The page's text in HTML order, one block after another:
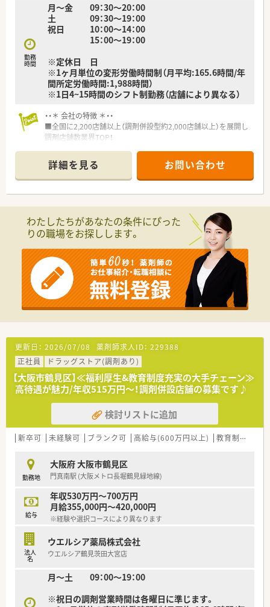
勤務
時間
月～金 09：30～20：00
土 09：30～19：00
祝日 10：00～14：00
15：00～19：00
※定休日 日
※1ヶ月単位の変形労働時間制（月平均:165.6時間/年
間所定労働時間:1,988時間）
※1日4~15時間のシフト制勤務（店舗により異なる）
・・＊ 会社の特徴 ＊・・
■全国に2,200店舗以上（調剤併設型約2,000店舗以上）を展開し
調剤店舗数業界TOP！
頑張り次第で高給与も可能！
■経験や勤務コースによりますが、経験の少ない方でも500万前
半スタートと業界TOP水準！
■職種や職域に合わせ、豊富な社内研修や外部組織と連携した研
■薬剤師が中心の会社だからこそ活躍できるキャリアパスが多
種多様に用意されています。
■店舗拡大に伴い、エリアマネジャーや営業部長等のマネジメン
■在宅や教育等の専門性を活かせるスペシャリストを目指すこ
とも可能です。
■その他にも、管理部門や商品部門等の本社スタッフなど活動領
域は多種多様です。
■在宅実施店舗は年々増加しており、在宅医療へもしっかりと関
わる事ができます。
■育児休暇は3歳まで取得が可能で、時短制度は小学5年生まで
■年間休日が120日とワークライフバランスが整っています
■日用品から常備薬まで、従業員割引制度など嬉しいメリットも
たくさんあります！
詳細を見る お問い合わせ
わたしたちがあなたの条件にぴった
りの職場をお探しします。
更新日： 2026/07/08 薬剤師求人ID： 229388
正社員
ドラッグストア(調剤あり)
【大阪市鶴見区】≪福利厚生&教育制度充実の大手チェーン≫
高待遇が魅力/年収515万円～！調剤併設店舗の募集です♪
検討リストに追加
新卒可 未経験可 ブランク可 高給与(600万円以上) 教育制度あり
勤務地
大阪府 大阪市鶴見区
門真南駅 (大阪メトロ長堀鶴見緑地線)
給与
年収530万円～700万円
月給355,000円～420,000円
※経験や選択コースにより異なります
法人
名
ウエルシア薬局株式会社
ウエルシア鶴見茨田大宮店
月～土 09：00～19：00
※祝日の調剤営業時間は各曜日に準じます。